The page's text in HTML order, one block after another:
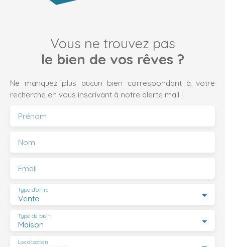
Vous ne trouvez pas
le bien de vos rêves ?
Ne manquez plus aucun bien correspondant à votre
recherche en vous inscrivant à notre alerte mail !
Prénom
Nom
Email
Vente
Type d'offre
Maison
Type de bien
Localisation